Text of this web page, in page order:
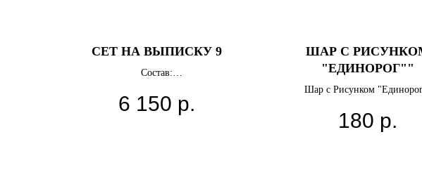
СЕТ НА ВЫПИСКУ 9
Состав:
Фигура Коляска
Большой шар 80 см с надписью
6 150 р.
ШАР С
"ЕДИНОРОГ""
Шар с Рисунком
180 р.